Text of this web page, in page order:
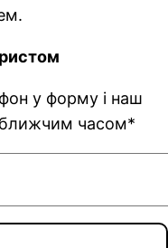
у форму і наш
часом*